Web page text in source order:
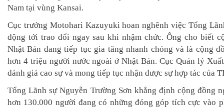
Nam tại vùng Kansai.
Cục trưởng Motohari Kazuyuki hoan nghênh việc Tổng
động tới trao đổi ngay sau khi nhậm chức. Ông cho biết
Nhật Bản đang tiếp tục gia tăng nhanh chóng và là cộng
hơn 4 triệu người nước ngoài ở Nhật Bản. Cục Quản lý
đánh giá cao sự và mong tiếp tục nhận được sự hợp tác của
Tổng Lãnh sự Nguyễn Trường Sơn khẳng định cộng đồng
hơn 130.000 người đang có những đóng góp tích cực vào